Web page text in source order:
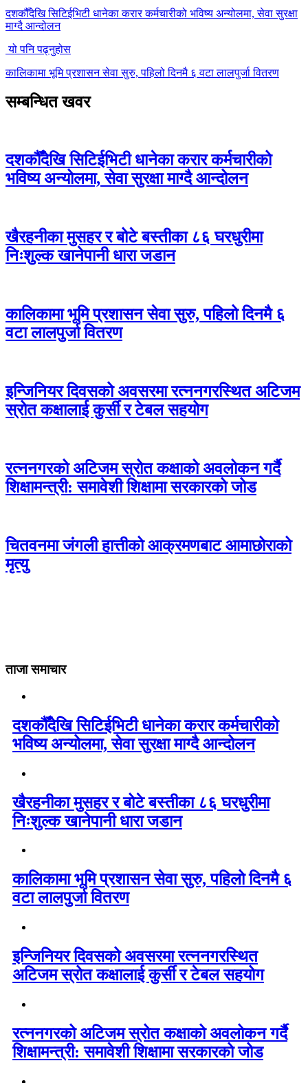
दशकौँदेखि सिटिईभिटी धानेका करार कर्मचारीको भविष्य अन्योलमा, सेवा सुरक्षा
माग्दै आन्दोलन
यो पनि पढ्नुहोस
कालिकामा भूमि प्रशासन सेवा सुरु, पहिलो दिनमै ६ वटा लालपुर्जा वितरण
सम्बन्धित खवर
दशकौँदेखि सिटिईभिटी धानेका करार कर्मचारीको
भविष्य अन्योलमा, सेवा सुरक्षा माग्दै आन्दोलन
खैरहनीका मुसहर र बोटे बस्तीका ८६ घरधुरीमा
निःशुल्क खानेपानी धारा जडान
कालिकामा भूमि प्रशासन सेवा सुरु, पहिलो दिनमै ६
वटा लालपुर्जा वितरण
इन्जिनियर दिवसको अवसरमा रत्ननगरस्थित अटिजम
स्रोत कक्षालाई कुर्सी र टेबल सहयोग
रत्ननगरको अटिजम स्रोत कक्षाको अवलोकन गर्दै
शिक्षामन्त्री: समावेशी शिक्षामा सरकारको जोड
चितवनमा जंगली हात्तीको आक्रमणबाट आमाछोराको
मृत्यु
ताजा समाचार
दशकौँदेखि सिटिईभिटी धानेका करार कर्मचारीको
भविष्य अन्योलमा, सेवा सुरक्षा माग्दै आन्दोलन
खैरहनीका मुसहर र बोटे बस्तीका ८६ घरधुरीमा
निःशुल्क खानेपानी धारा जडान
कालिकामा भूमि प्रशासन सेवा सुरु, पहिलो दिनमै ६
वटा लालपुर्जा वितरण
इन्जिनियर दिवसको अवसरमा रत्ननगरस्थित
अटिजम स्रोत कक्षालाई कुर्सी र टेबल सहयोग
रत्ननगरको अटिजम स्रोत कक्षाको अवलोकन गर्दै
शिक्षामन्त्री: समावेशी शिक्षामा सरकारको जोड